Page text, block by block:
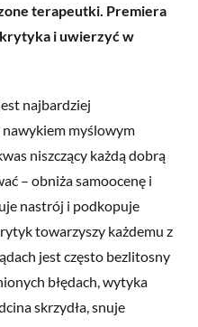
terapeutki. Premiera
i uwierzyć w
najbardziej
myślowym
niszczący każdą dobrą
– obniża samoocenę i
nastrój i podkopuje
towarzyszy każdemu z
jest często bezlitosny
błędach, wytyka
skrzydła, snuje